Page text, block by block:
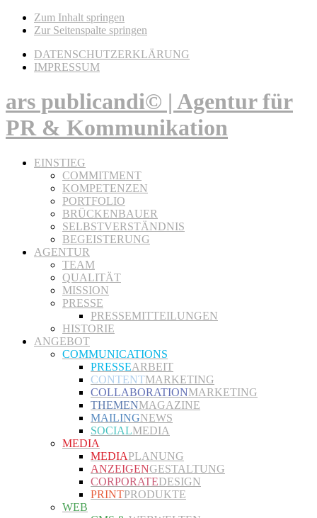
Zum Inhalt springen
Zur Seitenspalte springen
DATENSCHUTZERKLÄRUNG
IMPRESSUM
ars publicandi© | Agentur für
PR & Kommunikation
EINSTIEG
COMMITMENT
KOMPETENZEN
PORTFOLIO
BRÜCKENBAUER
SELBSTVERSTÄNDNIS
BEGEISTERUNG
AGENTUR
TEAM
QUALITÄT
MISSION
PRESSE
PRESSEMITTEILUNGEN
HISTORIE
ANGEBOT
COMMUNICATIONS
PRESSEARBEIT
CONTENTMARKETING
COLLABORATIONMARKETING
THEMENMAGAZINE
MAILINGNEWS
SOCIALMEDIA
MEDIA
MEDIAPLANUNG
ANZEIGENGESTALTUNG
CORPORATEDESIGN
PRINTPRODUKTE
WEB